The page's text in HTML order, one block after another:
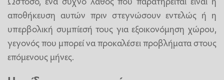
αποθήκευση αυτών πριν στεγνώσουν εντελώς ή η
υπερβολική συμπίεσή τους για εξοικονόμηση χώρου,
γεγονός που μπορεί να προκαλέσει προβλήματα στους
επόμενους μήνες.